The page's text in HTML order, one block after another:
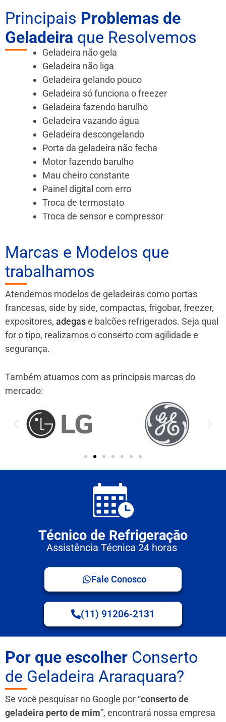
Principais Problemas de
Geladeira que Resolvemos
Geladeira não gela
Geladeira não liga
Geladeira gelando pouco
Geladeira só funciona o freezer
Geladeira fazendo barulho
Geladeira vazando água
Geladeira descongelando
Porta da geladeira não fecha
Motor fazendo barulho
Mau cheiro constante
Painel digital com erro
Troca de termostato
Troca de sensor e compressor
Marcas e Modelos que
trabalhamos
Atendemos modelos de geladeiras como portas
francesas, side by side, compactas, frigobar, freezer,
expositores, adegase balcões refrigerados. Seja qual
for o tipo, realizamos o conserto com agilidade e
segurança.
Também atuamos com as principais marcas do
mercado:
Técnico de Refrigeração
Assistência Técnica 24 horas
Fale Conosco
(11) 91206-2131
Por que escolher Conserto
de Geladeira Araraquara?
Se você pesquisar no Google por “conserto de
geladeira perto de mim”, encontrará nossa empresa